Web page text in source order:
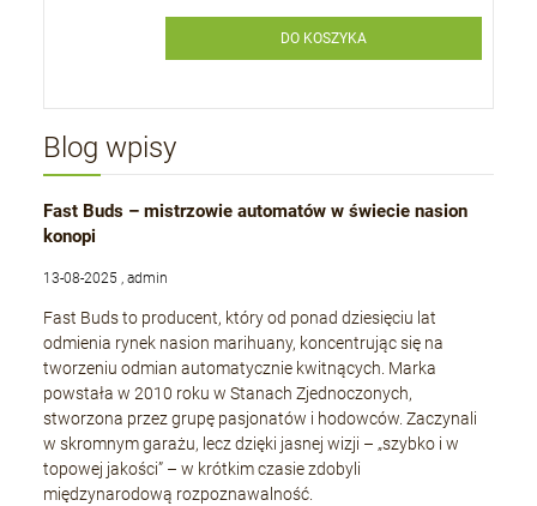
DO KOSZYKA
Blog wpisy
Fast Buds – mistrzowie automatów w świecie nasion
konopi
13-08-2025 , admin
Fast Buds to producent, który od ponad dziesięciu lat
odmienia rynek nasion marihuany, koncentrując się na
tworzeniu odmian automatycznie kwitnących. Marka
powstała w 2010 roku w Stanach Zjednoczonych,
stworzona przez grupę pasjonatów i hodowców. Zaczynali
w skromnym garażu, lecz dzięki jasnej wizji – „szybko i w
topowej jakości” – w krótkim czasie zdobyli
międzynarodową rozpoznawalność.